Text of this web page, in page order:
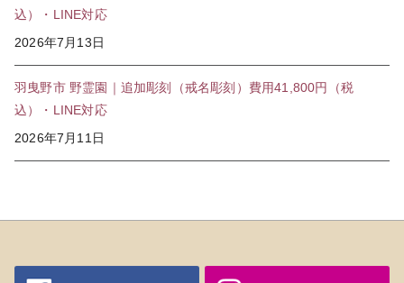
込）・LINE対応
2026年7月13日
羽曳野市 野霊園｜追加彫刻（戒名彫刻）費用41,800円（税
込）・LINE対応
2026年7月11日